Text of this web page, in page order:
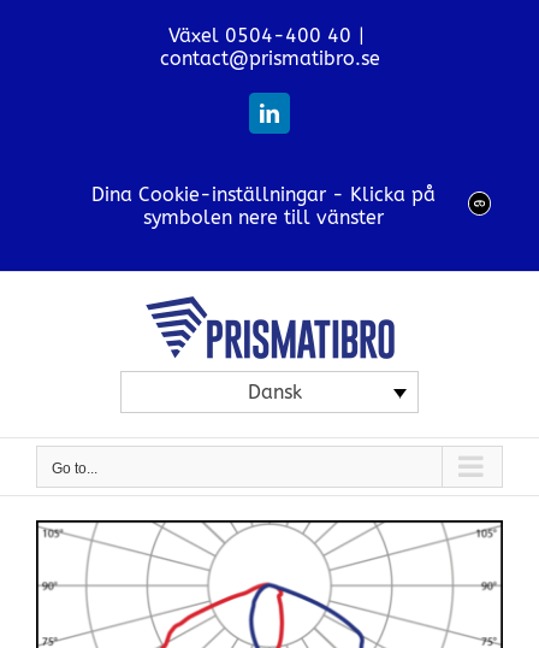
Växel 0504-400 40 |
contact@prismatibro.se
LinkedIn
Dina Cookie-inställningar - Klicka på
symbolen nere till vänster
Dansk
Go to...
View
Larger
Image